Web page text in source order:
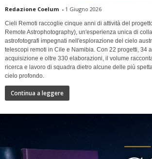
Redazione Coelum - 1 Giugno 2026
Cieli Remoti raccoglie cinque anni di attività del
Remote Astrophotography), un'esperienza unica di
astrofotografi impegnati nell'esplorazione del cielo
telescopi remoti in Cile e Namibia. Con 22 progetti, 34
acquisizione e oltre 330 elaborazioni, il volume
ricerca e lavoro di squadra dietro alcune delle più
cielo profondo.
Continua a leggere